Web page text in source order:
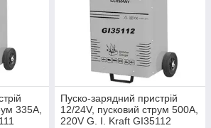
335A,
Пуско-зарядний пристрій
12/24V, пусковий струм 500A,
220V G. I. Kraft GI35112